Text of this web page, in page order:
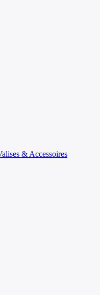
& Accessoires